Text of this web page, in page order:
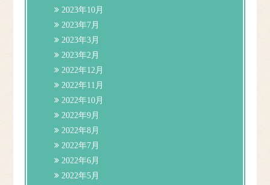
2023年10月
2023年7月
2023年3月
2023年2月
2022年12月
2022年11月
2022年10月
2022年9月
2022年8月
2022年7月
2022年6月
2022年5月